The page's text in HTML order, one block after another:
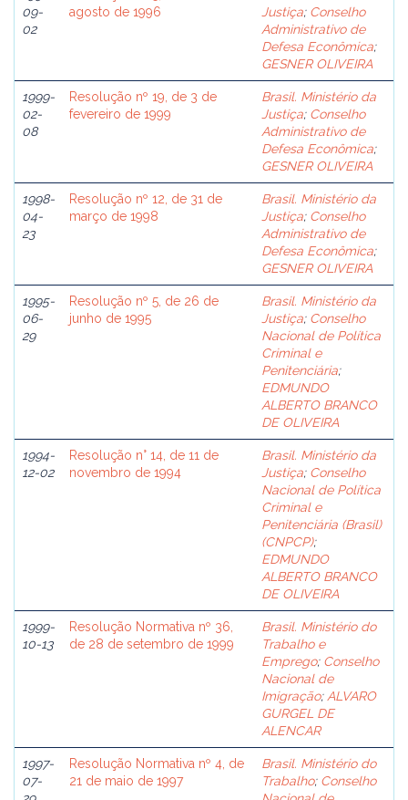
09-
02
agosto de 1996
Justiça; Conselho
Administrativo de
Defesa Econômica;
GESNER OLIVEIRA
1999-
02-
08
Resolução nº 19, de 3 de
fevereiro de 1999
Brasil. Ministério da
Justiça; Conselho
Administrativo de
Defesa Econômica;
GESNER OLIVEIRA
1998-
04-
23
Resolução nº 12, de 31 de
março de 1998
Brasil. Ministério da
Justiça; Conselho
Administrativo de
Defesa Econômica;
GESNER OLIVEIRA
1995-
06-
29
Resolução nº 5, de 26 de
junho de 1995
Brasil. Ministério da
Justiça; Conselho
Nacional de Política
Criminal e
Penitenciária;
EDMUNDO
ALBERTO BRANCO
DE OLIVEIRA
1994-
12-02
Resolução n° 14, de 11 de
novembro de 1994
Brasil. Ministério da
Justiça; Conselho
Nacional de Política
Criminal e
Penitenciária (Brasil)
(CNPCP);
EDMUNDO
ALBERTO BRANCO
DE OLIVEIRA
1999-
10-13
Resolução Normativa nº 36,
de 28 de setembro de 1999
Brasil. Ministério do
Trabalho e
Emprego; Conselho
Nacional de
Imigração; ALVARO
GURGEL DE
ALENCAR
1997-
07-
Resolução Normativa nº 4, de
21 de maio de 1997
Brasil. Ministério do
Trabalho; Conselho